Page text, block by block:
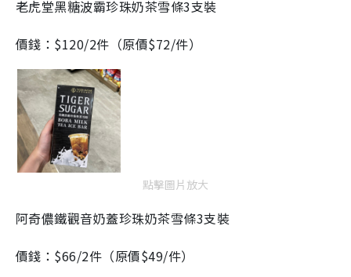
老虎堂黑糖波霸珍珠奶茶雪條3支裝
價錢：$120/2件（原價$72/件）
點擊圖片放大
阿奇儂鐵觀音奶蓋珍珠奶茶雪條3支裝
價錢：$66/2件（原價$49/件）